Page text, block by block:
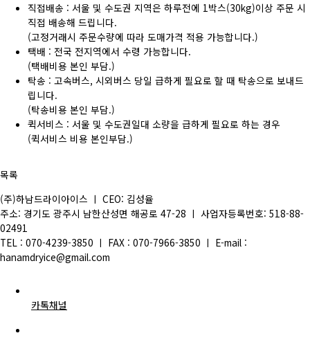
직접배송 : 서울 및 수도권 지역은 하루전에 1박스(30kg)이상 주문 시
직접 배송해 드립니다.
(고정거래시 주문수량에 따라 도매가격 적용 가능합니다.)
택배 : 전국 전지역에서 수령 가능합니다.
(택배비용 본인 부담.)
탁송 : 고속버스, 시외버스 당일 급하게 필요로 할 때 탁송으로 보내드
립니다.
(탁송비용 본인 부담.)
퀵서비스 : 서울 및 수도권일대 소량을 급하게 필요로 하는 경우
(퀵서비스 비용 본인부담.)
목록
(주)하남드라이아이스 ㅣ CEO: 김성율
주소: 경기도 광주시 남한산성면 해공로 47-28 ㅣ 사업자등록번호: 518-88-
02491
TEL : 070-4239-3850 ㅣ FAX : 070-7966-3850 ㅣ E-mail :
hanamdryice@gmail.com
카톡채널